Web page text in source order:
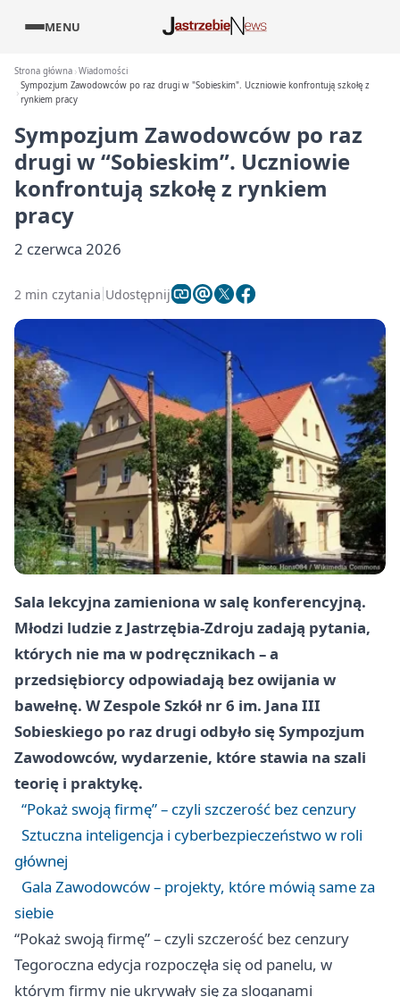
MENU
Strona główna Wiadomości
Sympozjum Zawodowców po raz drugi w "Sobieskim". Uczniowie konfrontują szkołę z
rynkiem pracy
Sympozjum Zawodowców po raz
drugi w “Sobieskim”. Uczniowie
konfrontują szkołę z rynkiem
pracy
2 czerwca 2026
2 min czytania Udostępnij
Sala lekcyjna zamieniona w salę konferencyjną.
Młodzi ludzie z Jastrzębia-Zdroju zadają pytania,
których nie ma w podręcznikach – a
przedsiębiorcy odpowiadają bez owijania w
bawełnę. W Zespole Szkół nr 6 im. Jana III
Sobieskiego po raz drugi odbyło się Sympozjum
Zawodowców, wydarzenie, które stawia na szali
teorię i praktykę.
“Pokaż swoją firmę” – czyli szczerość bez cenzury
Sztuczna inteligencja i cyberbezpieczeństwo w roli
głównej
Gala Zawodowców – projekty, które mówią same za
siebie
“Pokaż swoją firmę” – czyli szczerość bez cenzury
Tegoroczna edycja rozpoczęła się od panelu, w
którym firmy nie ukrywały się za sloganami